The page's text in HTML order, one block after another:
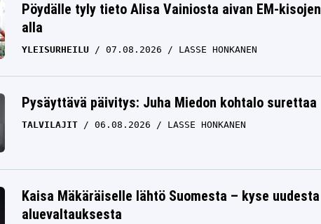
Pöydälle tyly tieto Alisa Vainiosta aivan EM-kisojen
alla
YLEISURHEILU 07.08.2026 LASSE HONKANEN
Pysäyttävä päivitys: Juha Miedon kohtalo surettaa
TALVILAJIT 06.08.2026 LASSE HONKANEN
Kaisa Mäkäräiselle lähtö Suomesta – kyse uudesta
aluevaltauksesta